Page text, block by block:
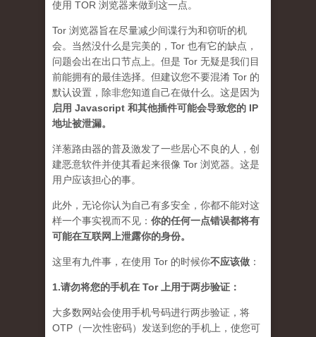
使用 TOR 浏览器来做到这一点。
Tor 浏览器旨在尽量减少间谍行为和窃听的机
会。当然没什么是完美的，Tor 也有它的缺点，
问题会出在出口节点上。但是 Tor 无疑是我们目
前能拥有的最佳选择。但建议您不要混淆 Tor 的
默认设置，除非您知道自己在做什么。这是因为
启用 Javascript 和其他插件可能会导致您的 IP
地址被泄漏。
洋葱路由器的普及激发了一些居心不良的人，创
建恶意软件并使其看起来很像 Tor 浏览器。这是
用户应该担心的事。
此外，无论你认为自己有多安全，你都不能对这
样一个事实视而不见： 你的任何一点错误都将有
可能在互联网上泄露你的身份。
这里有九件事，在使用 Tor 的时候你不应该做 ：
1.请勿将您的手机在 Tor 上用于两步验证：
大多数网站会使用手机号码进行两步验证，将
OTP（一次性密码）发送到您的手机上，使您可